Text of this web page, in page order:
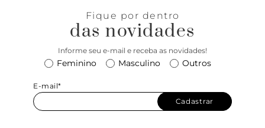
Fique por dentro
das novidades
Informe seu e-mail e receba as novidades!
Feminino Masculino Outros
E-mail*
Cadastrar